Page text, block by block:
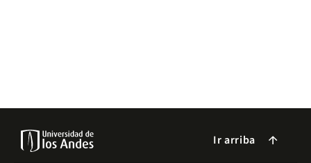
Ir arriba arrow_forward